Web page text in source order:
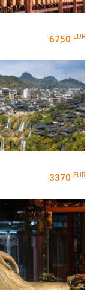
6750 EUR
3370 EUR